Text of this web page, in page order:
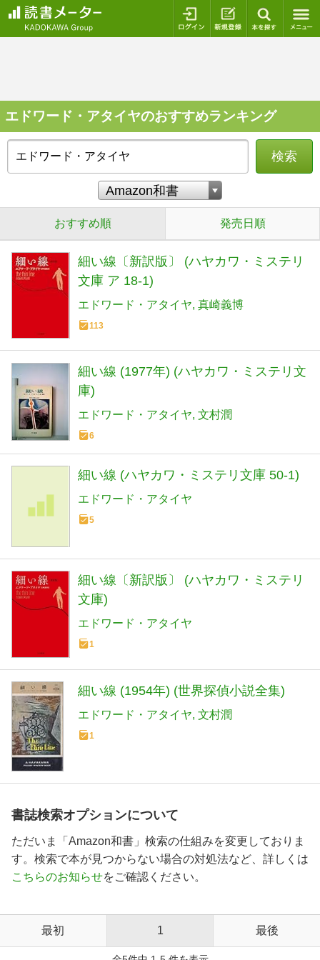
ログイン 新規登録
エドワード・アタイヤのおすすめランキング
検索
おすすめ順 発売日順
細い線〔新訳版〕 (ハヤカワ・ミステリ
文庫 ア 18-1)
エドワード・アタイヤ 真崎義博
113
細い線 (1977年) (ハヤカワ・ミステリ文
庫)
エドワード・アタイヤ 文村潤
6
細い線 (ハヤカワ・ミステリ文庫 50-1)
エドワード・アタイヤ
5
細い線〔新訳版〕 (ハヤカワ・ミステリ
文庫)
エドワード・アタイヤ
1
細い線 (1954年) (世界探偵小説全集)
エドワード・アタイヤ 文村潤
1
書誌検索オプションについて
ただいま「Amazon和書」検索の仕組みを変更しておりま
す。検索で本が見つからない場合の対処法など、詳しくは
こちらのお知らせをご確認ください。
最初 1 最後